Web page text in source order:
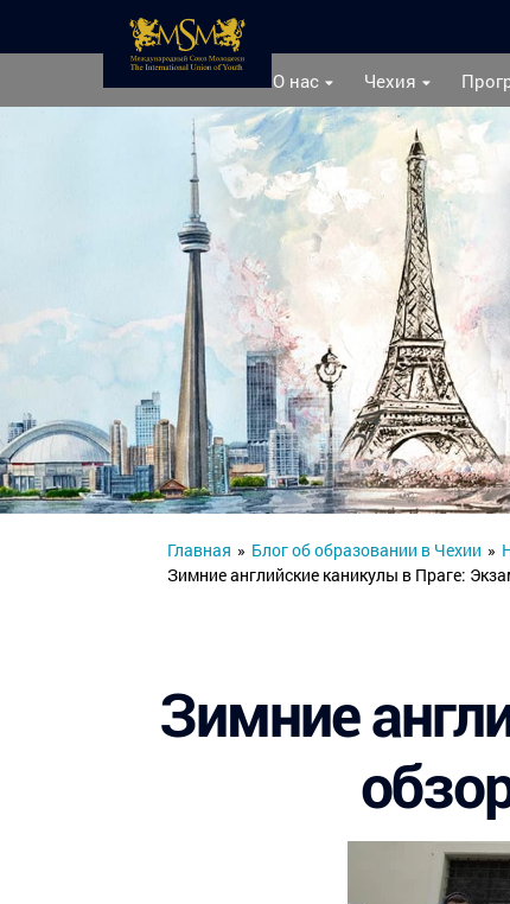
О нас Чехия
Главная » Блог об образовании в Чехии »
Зимние английские каникулы в Праге:
Зимние